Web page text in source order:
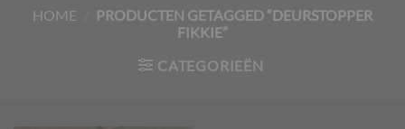
HOME
PRODUCTEN GETAGGED “DEURSTOPPER
FIKKIE”
CATEGORIEËN